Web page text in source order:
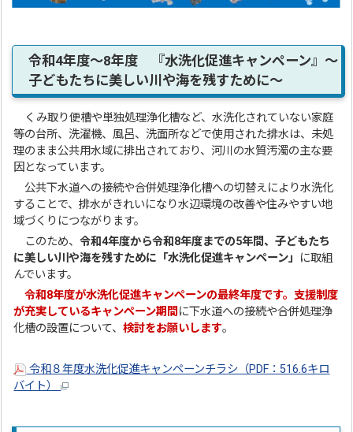
令和4年度～8年度 『水洗化促進キャンペーン』～
子どもたちに美しい川や海を残すために～
くみ取り便槽や単独処理浄化槽など、水洗化されていない家庭
等の台所、洗濯機、風呂、洗面所などで使用された排水は、未処
理のまま公共用水域に排出されており、河川の水質汚濁の主な要
因となっています。
公共下水道への接続や合併処理浄化槽への切替えにより水洗化
することで、排水がきれいになり水辺環境の改善や住みやすい地
域づくりにつながります。
このため、令和4年度から令和8年度までの5年間、子どもたち
に美しい川や海を残すために「水洗化促進キャンペーン」 に取組
んでいます。
令和8年度が水洗化促進キャンペーンの最終年度です。支援制度
が充実しているキャンペーン期間 に下水道への接続や合併処理浄
化槽の設置について、検討をお願いします。
令和８年度水洗化促進キャンペーンチラシ（PDF：516.6キロ
バイト）